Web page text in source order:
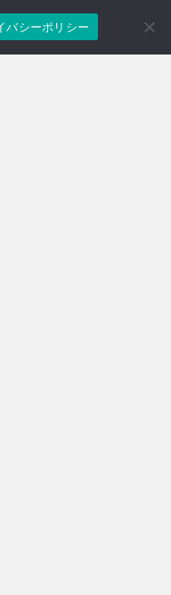
バシーポリシー